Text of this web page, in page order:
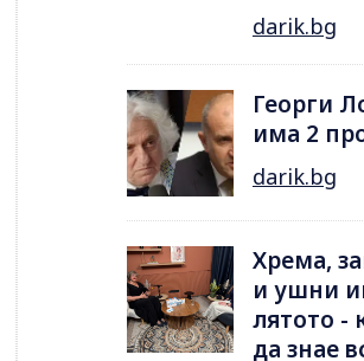
darik.bg
Георги
има 2
darik.bg
Хрема,
и ушни
лятотo -
да знае